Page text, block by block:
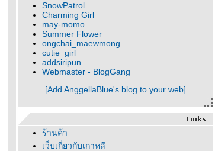
SnowPatrol
Charming Girl
may-momo
Summer Flower
ongchai_maewmong
cutie_girl
addsiripun
Webmaster - BlogGang
[Add AnggellaBlue's blog to your web]
ร้านค้า
เว็บเกี่ยวกับเกาหลี